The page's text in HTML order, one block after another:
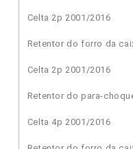
Celta 2p 2001/2016
Retentor do forro da
Celta 2p 2001/2016
Retentor do para-
Celta 4p 2001/2016